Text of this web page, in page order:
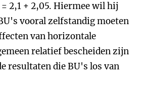
2,1 + 2,05. Hiermee wil hij
vooral zelfstandig moeten
van horizontale
relatief bescheiden zijn
resultaten die BU's los van